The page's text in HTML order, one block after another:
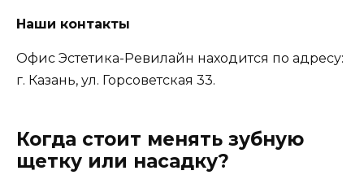
Наши контакты
Офис Эстетика-Ревилайн находится по адресу:
г. Казань, ул. Горсоветская 33.
Когда стоит менять зубную
щетку или насадку?